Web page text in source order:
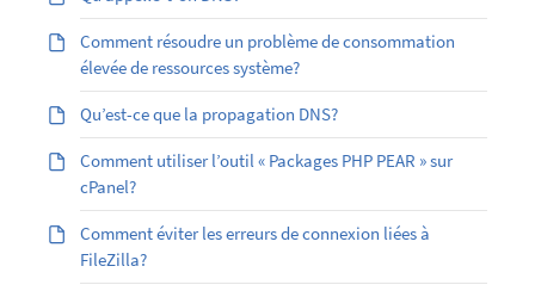
Comment résoudre un problème de consommation
élevée de ressources système?
Qu’est-ce que la propagation DNS?
Comment utiliser l’outil « Packages PHP PEAR » sur
cPanel?
Comment éviter les erreurs de connexion liées à
FileZilla?